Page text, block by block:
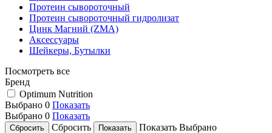
Протеин сывороточный
Протеин сывороточный гидролизат
Цинк Магний (ZMA)
Аксессуары
Шейкеры, Бутылки
Посмотреть все
Бренд
Optimum Nutrition
Выбрано 0 Показать
Выбрано 0 Показать
Сбросить
Показать Выбрано